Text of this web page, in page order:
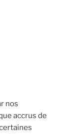
nos
accrus de